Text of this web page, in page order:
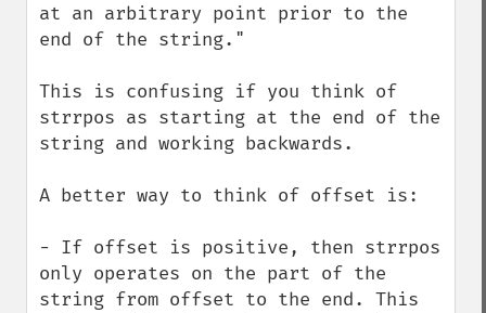
at an arbitrary point prior to the
end of the string."
This is confusing if you think of
strrpos as starting at the end of the
string and working backwards.
A better way to think of offset is:
- If offset is positive, then strrpos
only operates on the part of the
string from offset to the end. This